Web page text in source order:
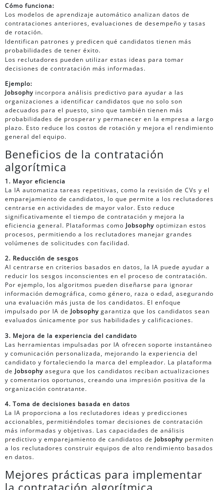
Cómo funciona:
Los modelos de aprendizaje automático analizan datos de
contrataciones anteriores, evaluaciones de desempeño y tasas
de rotación.
Identifican patrones y predicen qué candidatos tienen más
probabilidades de tener éxito.
Los reclutadores pueden utilizar estas ideas para tomar
decisiones de contratación más informadas.
Ejemplo:
Jobsophy incorpora análisis predictivo para ayudar a las
organizaciones a identificar candidatos que no solo son
adecuados para el puesto, sino que también tienen más
probabilidades de prosperar y permanecer en la empresa a largo
plazo. Esto reduce los costos de rotación y mejora el rendimiento
general del equipo.
Beneficios de la contratación
algorítmica
1. Mayor eficiencia
La IA automatiza tareas repetitivas, como la revisión de CVs y el
emparejamiento de candidatos, lo que permite a los reclutadores
centrarse en actividades de mayor valor. Esto reduce
significativamente el tiempo de contratación y mejora la
eficiencia general. Plataformas como Jobsophy optimizan estos
procesos, permitiendo a los reclutadores manejar grandes
volúmenes de solicitudes con facilidad.
2. Reducción de sesgos
Al centrarse en criterios basados en datos, la IA puede ayudar a
reducir los sesgos inconscientes en el proceso de contratación.
Por ejemplo, los algoritmos pueden diseñarse para ignorar
información demográfica, como género, raza o edad, asegurando
una evaluación más justa de los candidatos. El enfoque
impulsado por IA de Jobsophy garantiza que los candidatos sean
evaluados únicamente por sus habilidades y calificaciones.
3. Mejora de la experiencia del candidato
Las herramientas impulsadas por IA ofrecen soporte instantáneo
y comunicación personalizada, mejorando la experiencia del
candidato y fortaleciendo la marca del empleador. La plataforma
de Jobsophy asegura que los candidatos reciban actualizaciones
y comentarios oportunos, creando una impresión positiva de la
organización contratante.
4. Toma de decisiones basada en datos
La IA proporciona a los reclutadores ideas y predicciones
accionables, permitiéndoles tomar decisiones de contratación
más informadas y objetivas. Las capacidades de análisis
predictivo y emparejamiento de candidatos de Jobsophy permiten
a los reclutadores construir equipos de alto rendimiento basados
en datos.
Mejores prácticas para implementar
la contratación algorítmica